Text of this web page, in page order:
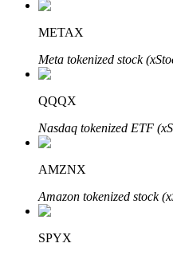
Zdobądź długoterminowy
METAX
Meta tokenized stock
QQQX
Nasdaq tokenized ETF
AMZNX
Amazon tokenized stock
SPYX